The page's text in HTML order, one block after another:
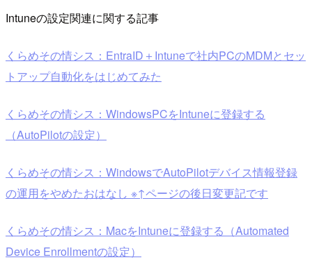
Intuneの設定関連に関する記事
くらめその情シス：EntraID＋Intuneで社内PCのMDMとセッ
トアップ自動化をはじめてみた
くらめその情シス：WindowsPCをIntuneに登録する
（AutoPilotの設定）
くらめその情シス：WindowsでAutoPilotデバイス情報登録
の運用をやめたおはなし ※↑ページの後日変更記です
くらめその情シス：MacをIntuneに登録する（Automated
Device Enrollmentの設定）